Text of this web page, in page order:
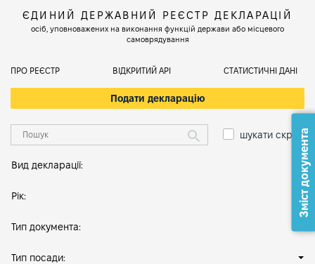
ЄДИНИЙ ДЕРЖАВНИЙ РЕЄСТР ДЕКЛАРАЦІЙ
осіб, уповноважених на виконання функцій держави або місцевого
самоврядування
ПРО РЕЄСТР ВІДКРИТИЙ АРІ СТАТИСТИЧНІ ДАНІ
Подати декларацію
шукати скрізь
Вид декларації:
Рік:
Тип документа:
Тип посади:
Зміст документа